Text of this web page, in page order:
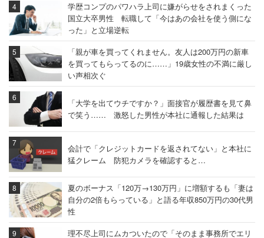
学歴コンプのパワハラ上司に嫌がらせをされまくった
国立大卒男性 転職して「今はあの会社を使う側にな
った」と立場逆転
「親が車を買ってくれません。友人は200万円の新車
を買ってもらってるのに……」19歳女性の不満に厳し
い声相次ぐ
「大学を出てウチですか？」面接官が履歴書を見て鼻
で笑う…… 激怒した男性が本社に通報した結果は
会計で「クレジットカードを返されてない」と本社に
猛クレーム 防犯カメラを確認すると…
夏のボーナス「120万→130万円」に増額するも「妻は
自分の2倍もらっている」と語る年収850万円の30代男
性
理不尽上司にムカついたので「そのまま事務所でエリ